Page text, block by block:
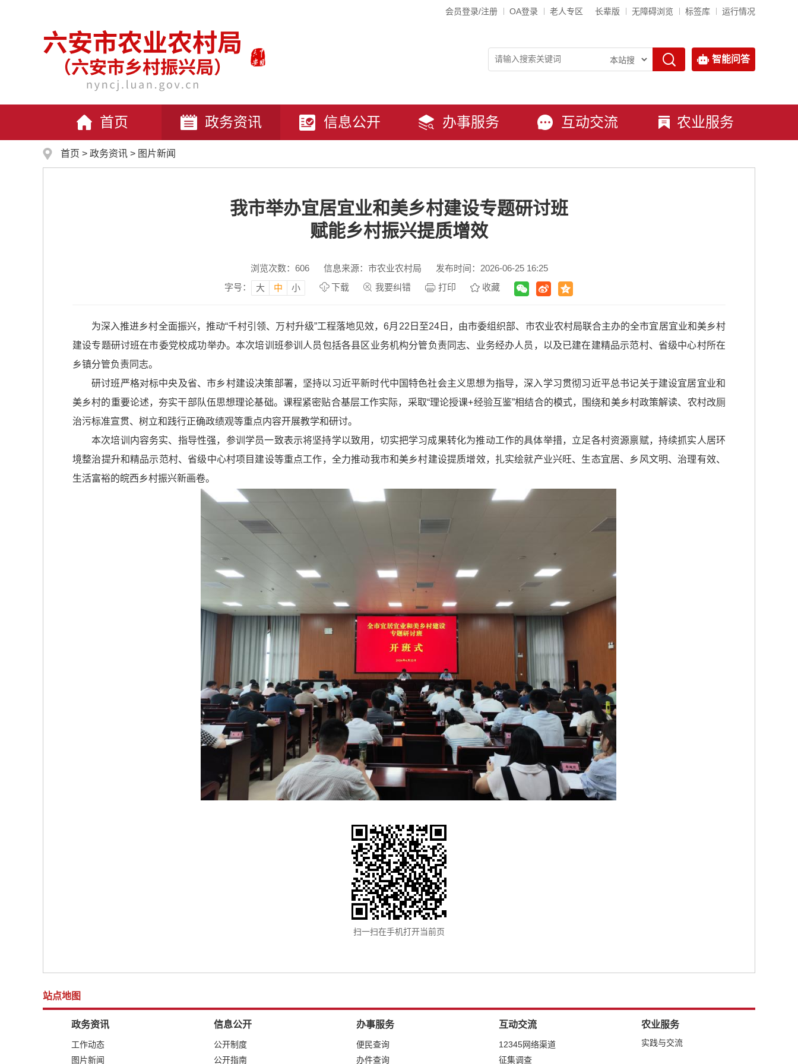
会员登录/注册 OA登录 老人专区 长辈版 无障碍浏览 标签库 运行情况
智能问答
首页 政务资讯 信息公开 办事服务 互动交流 农业服务
首页 > 政务资讯 > 图片新闻
我市举办宜居宜业和美乡村建设专题研讨班
赋能乡村振兴提质增效
浏览次数： 606 信息来源：市农业农村局
发布时间：2026-06-25 16:25
字号：
大 中 小 下载 我要纠错 打印 收藏
为深入推进乡村全面振兴，推动“千村引领、万村升级”工程落地见效，6月22日至24日，由市委组织部、市农业农村局联合主办的全市宜居宜业和美乡村
建设专题研讨班在市委党校成功举办。本次培训班参训人员包括各县区业务机构分管负责同志、业务经办人员，以及已建在建精品示范村、省级中心村所在
乡镇分管负责同志。
研讨班严格对标中央及省、市乡村建设决策部署，坚持以习近平新时代中国特色社会主义思想为指导，深入学习贯彻习近平总书记关于建设宜居宜业和
美乡村的重要论述，夯实干部队伍思想理论基础。课程紧密贴合基层工作实际，采取“理论授课+经验互鉴”相结合的模式，围绕和美乡村政策解读、农村改厕
治污标准宣贯、树立和践行正确政绩观等重点内容开展教学和研讨。
本次培训内容务实、指导性强，参训学员一致表示将坚持学以致用，切实把学习成果转化为推动工作的具体举措，立足各村资源禀赋，持续抓实人居环
境整治提升和精品示范村、省级中心村项目建设等重点工作，全力推动我市和美乡村建设提质增效，扎实绘就产业兴旺、生态宜居、乡风文明、治理有效、
生活富裕的皖西乡村振兴新画卷。
扫一扫在手机打开当前页
站点地图
政务资讯
工作动态
图片新闻
信息公开
公开制度
公开指南
办事服务
便民查询
办件查询
互动交流
12345网络渠道
征集调查
农业服务
实践与交流